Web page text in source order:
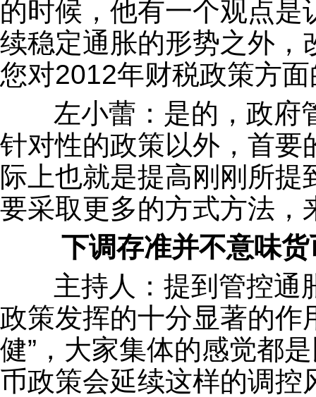
的时候，他有一个观点
续稳定通胀的形势之外，
您对2012年财税政策方
左小蕾：是的，政府
针对性的政策以外，首要
际上也就是提高刚刚所
要采取更多的方式方法，
下调存准并不意味
主持人：提到管控通
政策发挥的十分显著的作
健”，大家集体的感觉都
币政策会延续这样的调控